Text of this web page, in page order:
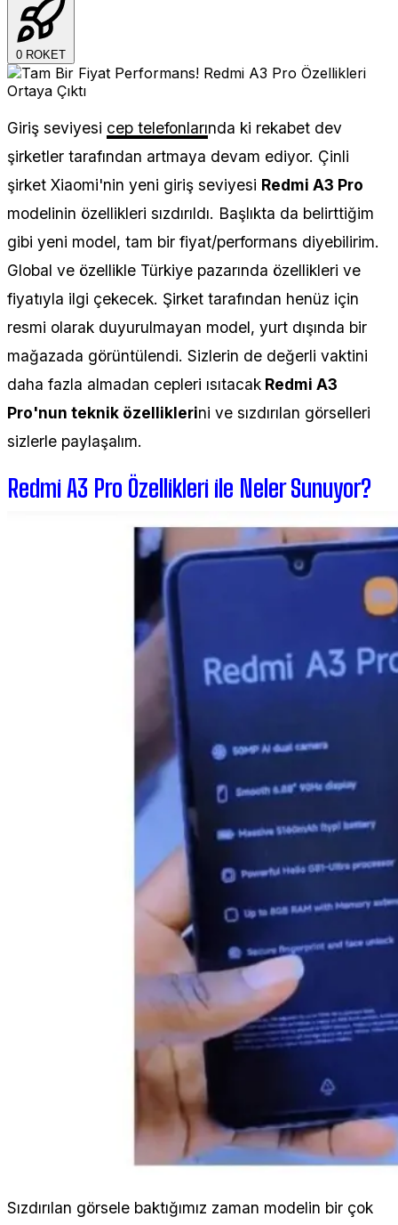
0 ROKET
Giriş seviyesi cep telefonlarında ki rekabet dev
şirketler tarafından artmaya devam ediyor. Çinli
şirket Xiaomi'nin yeni giriş seviyesi Redmi A3 Pro
modelinin özellikleri sızdırıldı. Başlıkta da belirttiğim
gibi yeni model, tam bir fiyat/performans diyebilirim.
Global ve özellikle Türkiye pazarında özellikleri ve
fiyatıyla ilgi çekecek. Şirket tarafından henüz için
resmi olarak duyurulmayan model, yurt dışında bir
mağazada görüntülendi. Sizlerin de değerli vaktini
daha fazla almadan cepleri ısıtacak Redmi A3
Pro'nun teknik özelliklerini ve sızdırılan görselleri
sizlerle paylaşalım.
Redmi A3 Pro Özellikleri ile Neler Sunuyor?
Sızdırılan görsele baktığımız zaman modelin bir çok